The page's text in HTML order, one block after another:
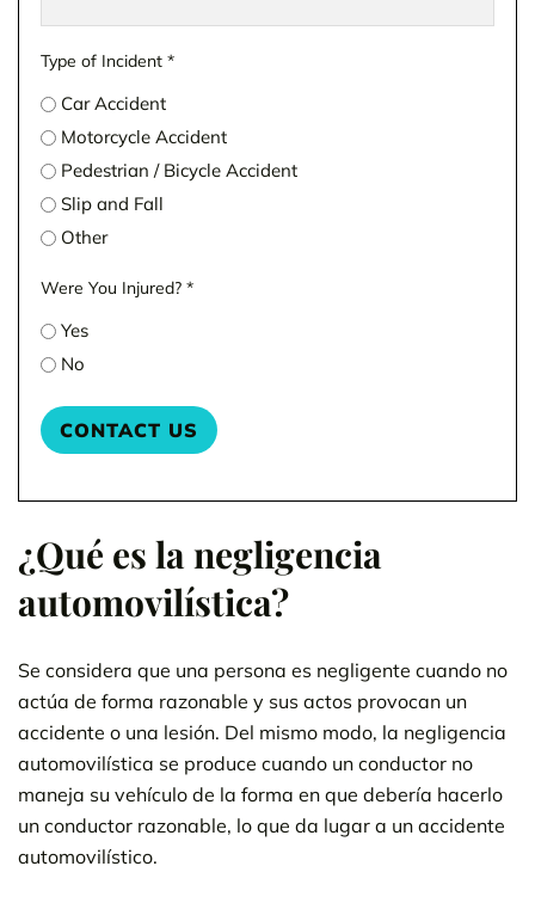
Type of Incident *
Car Accident
Motorcycle Accident
Pedestrian / Bicycle Accident
Slip and Fall
Other
Were You Injured? *
Yes
No
¿Qué es la negligencia
automovilística?
Se considera que una persona es negligente cuando no
actúa de forma razonable y sus actos provocan un
accidente o una lesión. Del mismo modo, la negligencia
automovilística se produce cuando un conductor no
maneja su vehículo de la forma en que debería hacerlo
un conductor razonable, lo que da lugar a un accidente
automovilístico.